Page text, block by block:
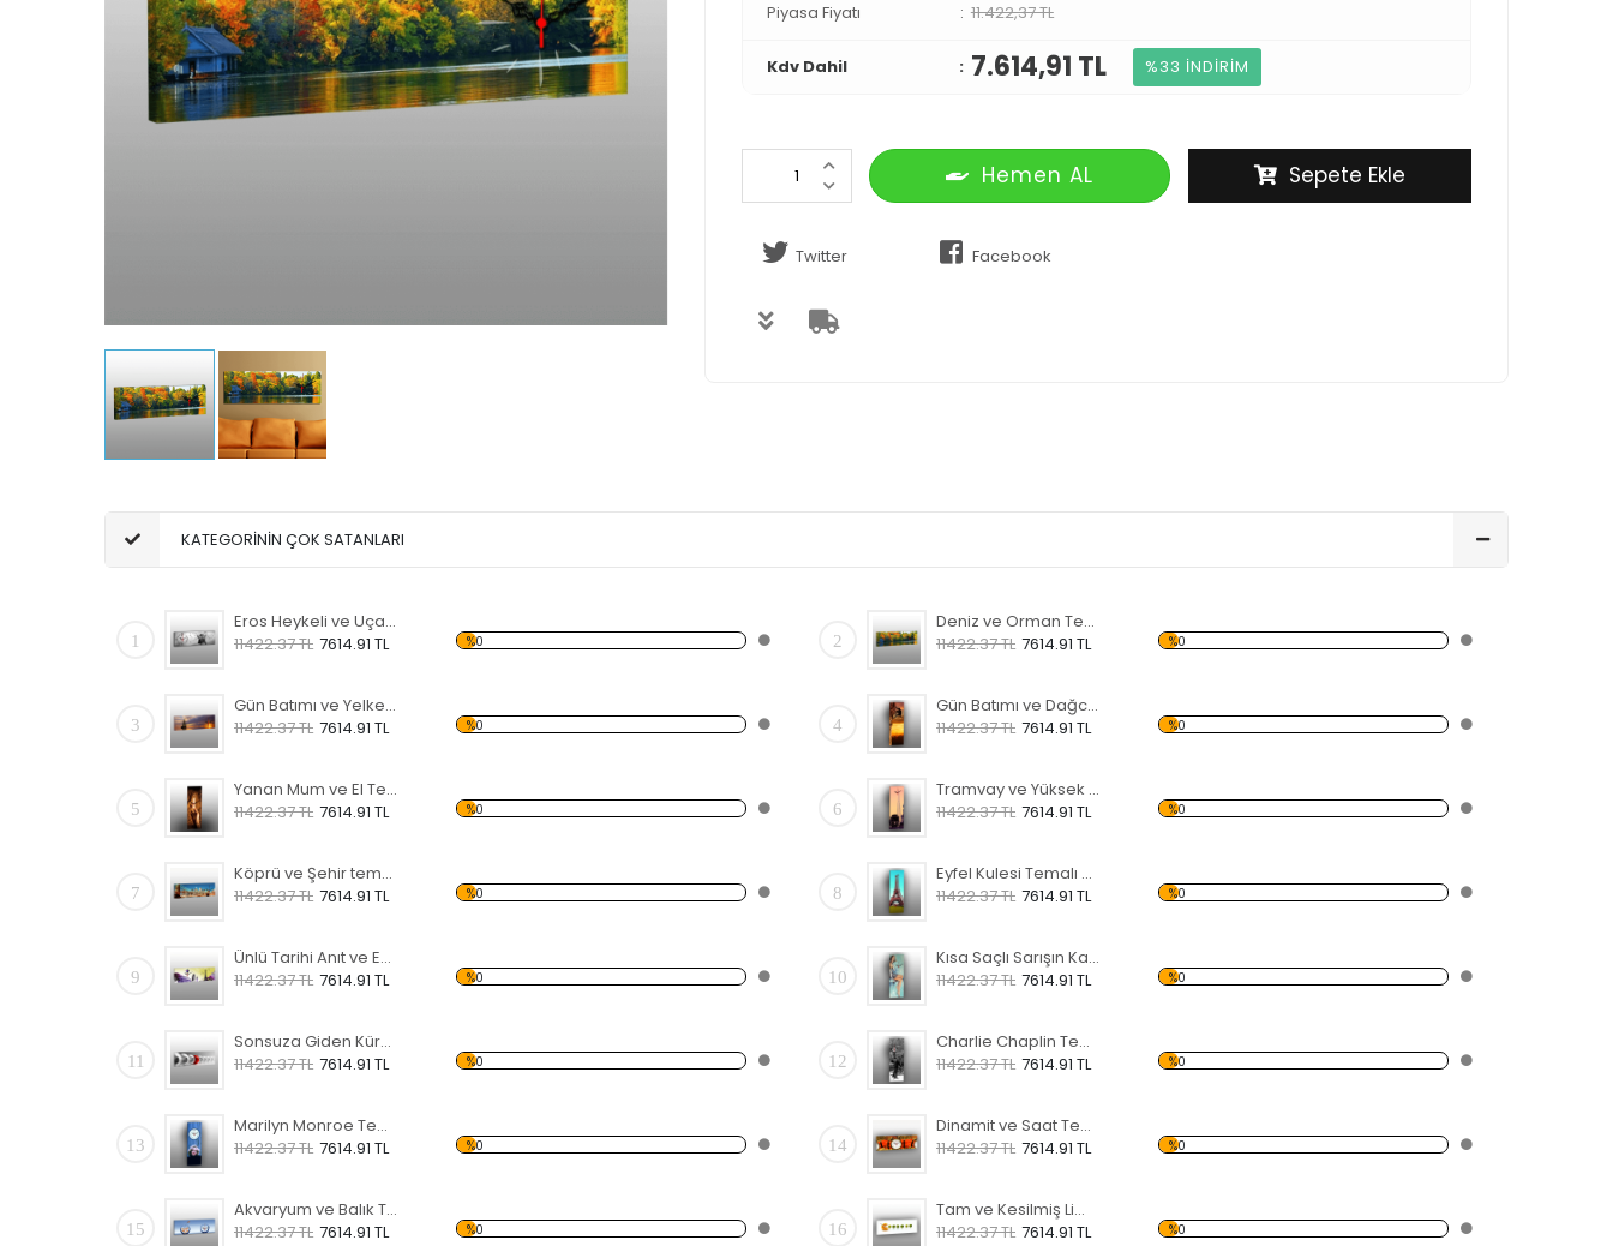
Piyasa Fiyatı 11.422,37 TL
Kdv Dahil 7.614,91 TL %33 İNDİRİM
Hemen AL Sepete Ekle
Twitter Facebook
KATEGORİNİN ÇOK SATANLARI
1
Eros Heykeli ve Uçan Kuşlar Temalı Kanvas Saat
11422.37 TL 7614.91 TL %0 2
Deniz ve Orman Temalı Kanvas Saat
11422.37 TL 7614.91 TL %0
3
Gün Batımı ve Yelkenli Temalı Kanvas Saat
11422.37 TL 7614.91 TL %0 4
Gün Batımı ve Dağcı Temalı Kanvas Saat
11422.37 TL 7614.91 TL %0
5
Yanan Mum ve El Temalı Kanvas Saat
11422.37 TL 7614.91 TL %0 6
Tramvay ve Yüksek Bina Temalı Kanvas Saat
11422.37 TL 7614.91 TL %0
7
Köprü ve Şehir temalı Kanvas Saat
11422.37 TL 7614.91 TL %0 8
Eyfel Kulesi Temalı Kanvas Saat
11422.37 TL 7614.91 TL %0
9
Ünlü Tarihi Anıt ve Eserler Temalı Kanvas Saat
11422.37 TL 7614.91 TL %0 10
Kısa Saçlı Sarışın Kadın Kanvas Saat
11422.37 TL 7614.91 TL %0
11
Sonsuza Giden Küreler Temalı Kanvas Saat
11422.37 TL 7614.91 TL %0 12
Charlie Chaplin Temalı Kanvas Saat
11422.37 TL 7614.91 TL %0
13
Marilyn Monroe Temalı Kanvas Saat
11422.37 TL 7614.91 TL %0 14
Dinamit ve Saat Temalı Kanvas Saat
11422.37 TL 7614.91 TL %0
15
Akvaryum ve Balık Temalı Kanvas Saat
11422.37 TL 7614.91 TL %0 16
Tam ve Kesilmiş Limon Parçalı Kanvas Saat
11422.37 TL 7614.91 TL %0